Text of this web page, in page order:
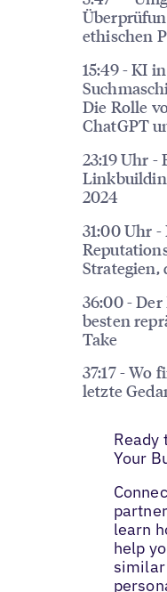
ethischen
15:49 - KI
Die Rolle
ChatGPT
23:19 Uhr -
2024
31:00 Uhr
36:00 - Der
besten
Take
37:17 - Wo
letzte
Ready
Your
learn
help
similar